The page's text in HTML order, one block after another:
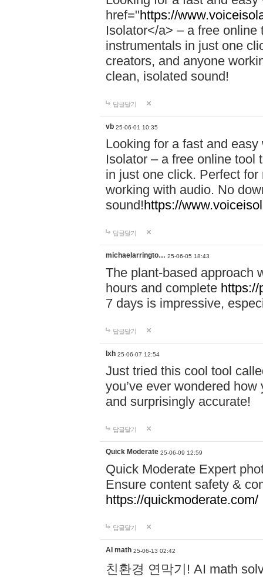
href="https://
Isolator</a> – a free
instrumentals in just one
creators, and anyone
clean, isolated sound!
답글달기
vb 25-06-01 10:35
Looking for a fast and
Isolator – a free online tool
in just one click. Perfect
working with audio. No
sound!https://
답글달기
michaelarringto… 25-06-05 18:43
The plant-based approach
hours and complete https://
7 days is impressive,
답글달기
lxh 25-06-07 12:54
Just tried this cool tool
you’ve ever wondered
and surprisingly accurate!
답글달기
Quick Moderate 25-06-09 12:59
Quick Moderate Expert
Ensure content safety &
https://quickmoderate.com/
답글달기
AI math 25-06-13 02:42
친환경 연막기! AI math